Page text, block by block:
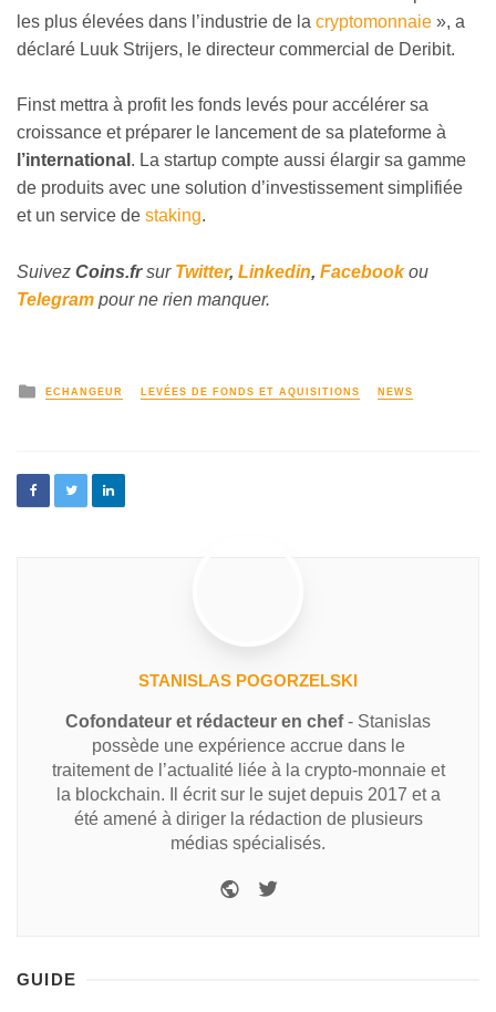
les plus élevées dans l’industrie de la cryptomonnaie », a
déclaré Luuk Strijers, le directeur commercial de Deribit.
Finst mettra à profit les fonds levés pour accélérer sa
croissance et préparer le lancement de sa plateforme à
l’international . La startup compte aussi élargir sa gamme
de produits avec une solution d’investissement simplifiée
et un service de staking.
Suivez Coins.frsur Twitter, Linkedin, Facebookou
Telegram pour ne rien manquer.
ECHANGEUR LEVÉES DE FONDS ET AQUISITIONS NEWS
STANISLAS POGORZELSKI
Cofondateur et rédacteur en chef- Stanislas
possède une expérience accrue dans le
traitement de l’actualité liée à la crypto-monnaie et
la blockchain. Il écrit sur le sujet depuis 2017 et a
été amené à diriger la rédaction de plusieurs
médias spécialisés.
GUIDE